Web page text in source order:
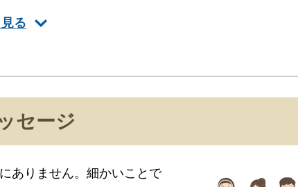
る
への死亡届なども代行できます。まずはお電話くださ
セージ
ありません。細かいことで